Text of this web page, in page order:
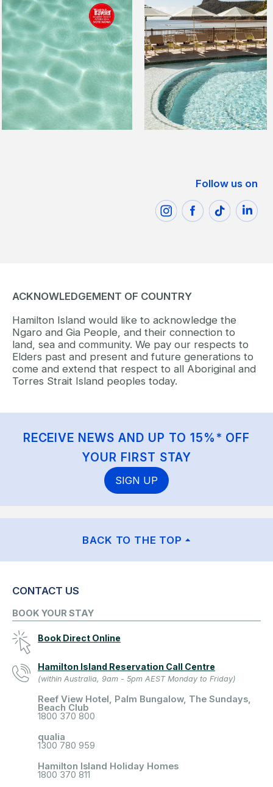
Follow us on
ACKNOWLEDGEMENT OF COUNTRY
Hamilton Island would like to acknowledge the
Ngaro and Gia People, and their connection to
land, sea and community. We pay our respects to
Elders past and present and future generations to
come and extend that respect to all Aboriginal and
Torres Strait Island peoples today.
RECEIVE NEWS AND UP TO 15%* OFF
YOUR FIRST STAY
SIGN UP
BACK TO THE TOP
CONTACT US
BOOK YOUR STAY
Book Direct Online
Hamilton Island Reservation Call Centre
(within Australia, 9am - 5pm AEST Monday to Friday)
Reef View Hotel, Palm Bungalow, The Sundays,
Beach Club
1800 370 800
qualia
1300 780 959
Hamilton Island Holiday Homes
1800 370 811